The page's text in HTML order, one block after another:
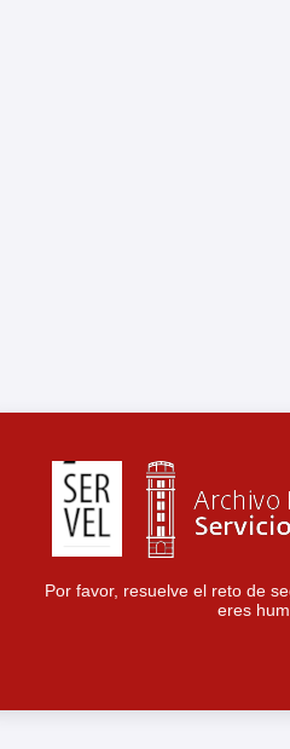
Por favor, resuelve el reto de
eres